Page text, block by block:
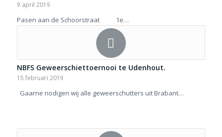
9 april 2019
Pasen aan de Schoorstraat 1e…
NBFS Geweerschiettoernooi te Udenhout.
15 februari 2019
Gaarne nodigen wij alle geweerschutters uit Brabant…